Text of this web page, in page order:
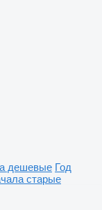
дешевые Год
старые